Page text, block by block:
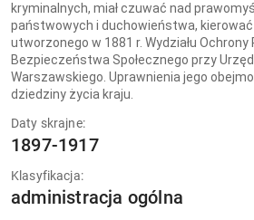
kryminalnych, miał czuwać nad
państwowych i duchowieństwa,
utworzonego w 1881 r. Wydziału Ochrony
Bezpieczeństwa Społecznego przy
Warszawskiego. Uprawnienia jego
dziedziny życia kraju.
Daty skrajne:
1897-1917
Klasyfikacja:
administracja ogólna